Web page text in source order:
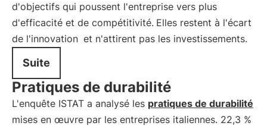
d'objectifs qui poussent l'entreprise vers plus
d'efficacité et de compétitivité. Elles restent à l'écart
de l'innovation et n'attirent pas les investissements.
Suite
Pratiques de durabilité
L'enquête ISTAT a analysé les pratiques de durabilité
mises en œuvre par les entreprises italiennes. 22,3 %